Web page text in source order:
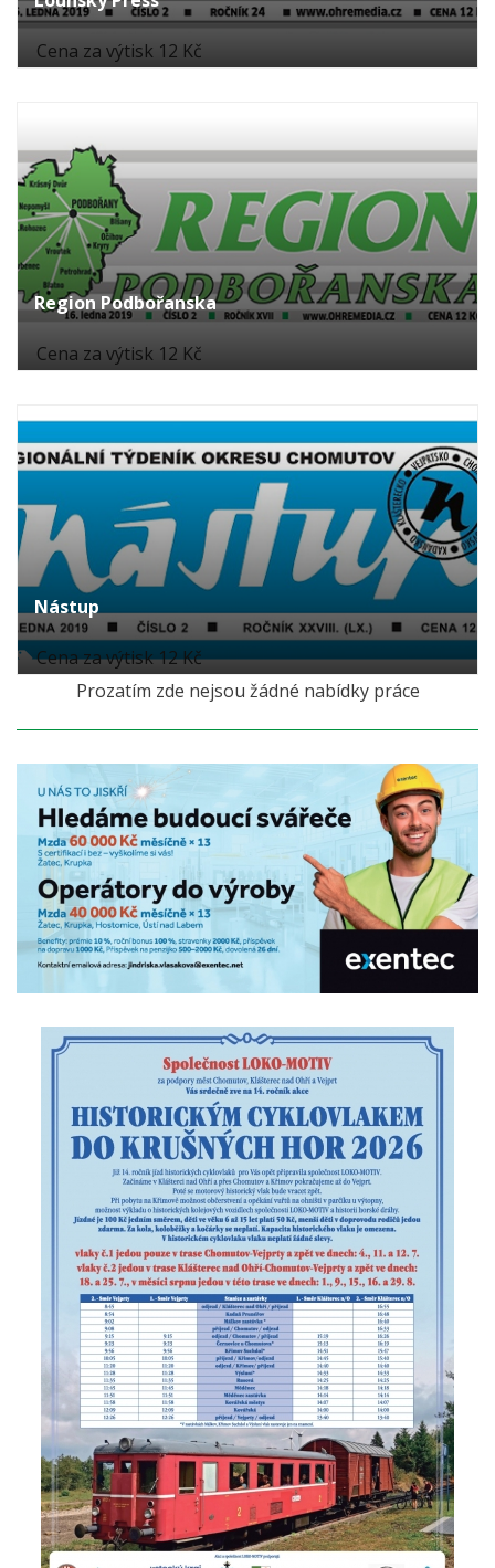
Cena za výtisk 12 Kč
Region Podbořanska
Cena za výtisk 12 Kč
Nástup
Cena za výtisk 12 Kč
Prozatím zde nejsou žádné nabídky práce